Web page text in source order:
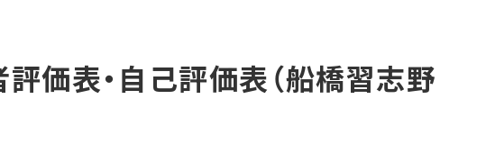
表・自己評価表（船橋習志野